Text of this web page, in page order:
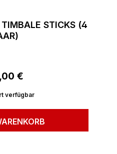
STICKS (4
Preis:
€
verfügbar